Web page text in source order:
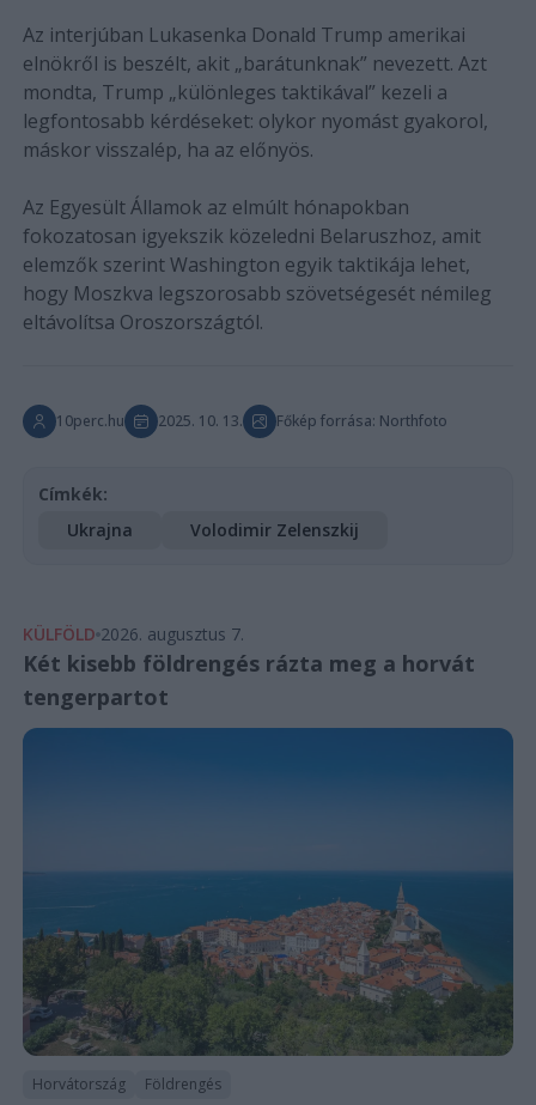
Az interjúban Lukasenka Donald Trump amerikai
elnökről is beszélt, akit „barátunknak” nevezett. Azt
mondta, Trump „különleges taktikával” kezeli a
legfontosabb kérdéseket: olykor nyomást gyakorol,
máskor visszalép, ha az előnyös.
Az Egyesült Államok az elmúlt hónapokban
fokozatosan igyekszik közeledni Belaruszhoz, amit
elemzők szerint Washington egyik taktikája lehet,
hogy Moszkva legszorosabb szövetségesét némileg
eltávolítsa Oroszországtól.
10perc.hu 2025. 10. 13. Főkép forrása: Northfoto
Címkék:
Ukrajna
Volodimir Zelenszkij
KÜLFÖLD 2026. augusztus 7.
Két kisebb földrengés rázta meg a horvát
tengerpartot
Horvátország Földrengés